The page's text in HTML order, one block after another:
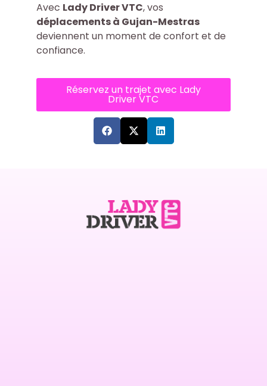
Avec Lady Driver VTC, vos
déplacements à Gujan-Mestras
deviennent un moment de confort et de
confiance.
Réservez un trajet avec Lady
Driver VTC